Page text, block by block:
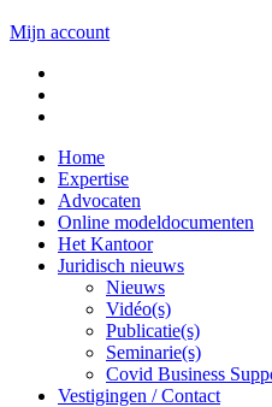
Mijn account
Home
Expertise
Advocaten
Online modeldocumenten
Het Kantoor
Juridisch nieuws
Nieuws
Vidéo(s)
Publicatie(s)
Seminarie(s)
Covid Business
Vestigingen / Contact